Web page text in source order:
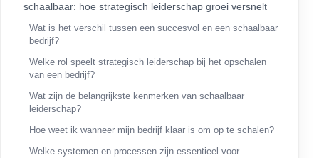
schaalbaar: hoe strategisch leiderschap groei versnelt
Wat is het verschil tussen een succesvol en een schaalbaar
bedrijf?
Welke rol speelt strategisch leiderschap bij het opschalen
van een bedrijf?
Wat zijn de belangrijkste kenmerken van schaalbaar
leiderschap?
Hoe weet ik wanneer mijn bedrijf klaar is om op te schalen?
Welke systemen en processen zijn essentieel voor